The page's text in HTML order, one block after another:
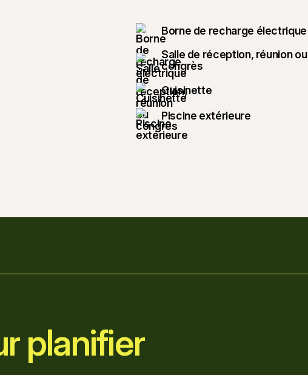
Borne de recharge électrique
Salle de réception, réunion ou
congrès
Cuisinette
Piscine extérieure
planifier